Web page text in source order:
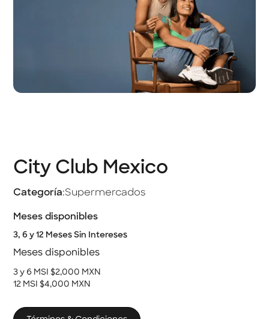
City Club Mexico
Categoría:Supermercados
Meses disponibles
3, 6 y 12 Meses Sin Intereses
Meses disponibles
3 y 6 MSI $2,000 MXN
12 MSI $4,000 MXN